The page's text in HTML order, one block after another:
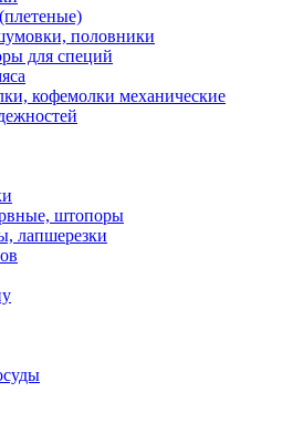
половники
для специй
кофемолки механические
штопоры
лапшерезки